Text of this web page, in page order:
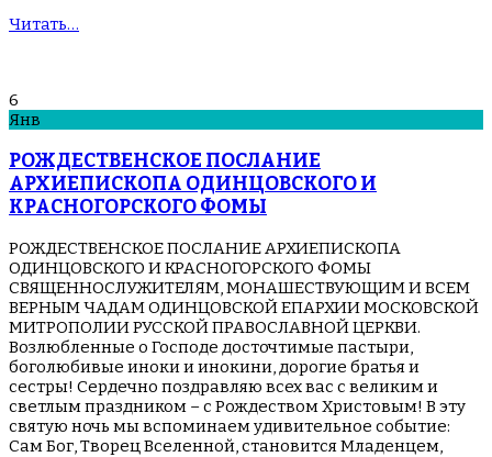
Читать…
6
Янв
РОЖДЕСТВЕНСКОЕ ПОСЛАНИЕ
АРХИЕПИСКОПА ОДИНЦОВСКОГО И
КРАСНОГОРСКОГО ФОМЫ
РОЖДЕСТВЕНСКОЕ ПОСЛАНИЕ АРХИЕПИСКОПА
ОДИНЦОВСКОГО И КРАСНОГОРСКОГО ФОМЫ
СВЯЩЕННОСЛУЖИТЕЛЯМ, МОНАШЕСТВУЮЩИМ И ВСЕМ
ВЕРНЫМ ЧАДАМ ОДИНЦОВСКОЙ ЕПАРХИИ МОСКОВСКОЙ
МИТРОПОЛИИ РУССКОЙ ПРАВОСЛАВНОЙ ЦЕРКВИ.
Возлюбленные о Господе досточтимые пастыри,
боголюбивые иноки и инокини, дорогие братья и
сестры! Сердечно поздравляю всех вас с великим и
светлым праздником – с Рождеством Христовым! В эту
святую ночь мы вспоминаем удивительное событие:
Сам Бог, Творец Вселенной, становится Младенцем,